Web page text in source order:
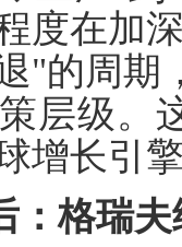
度在加
的周期
层级。
增长引
：格瑞